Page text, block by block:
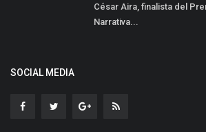
César Aira, finalista del
Narrativa...
SOCIAL MEDIA